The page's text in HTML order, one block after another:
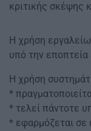
κριτικής σκέψης
Η χρήση
υπό την εποπτεία
Η χρήση
*
* τελεί πάντοτε
* εφαρμόζεται σε